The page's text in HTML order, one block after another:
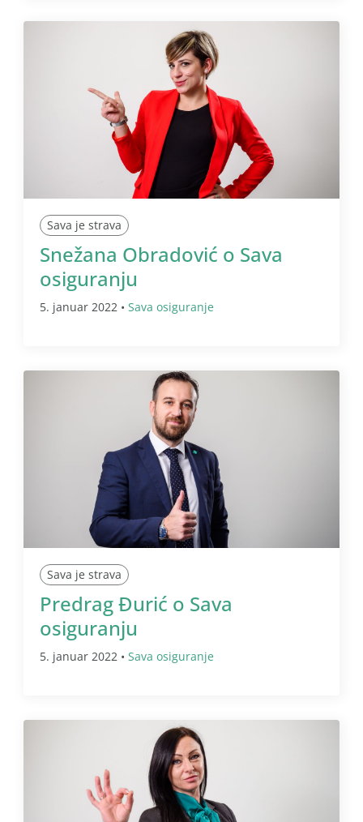
Sava je strava
Snežana Obradović o Sava
osiguranju
5. januar 2022 • Sava osiguranje
Sava je strava
Predrag Đurić o Sava
osiguranju
5. januar 2022 • Sava osiguranje